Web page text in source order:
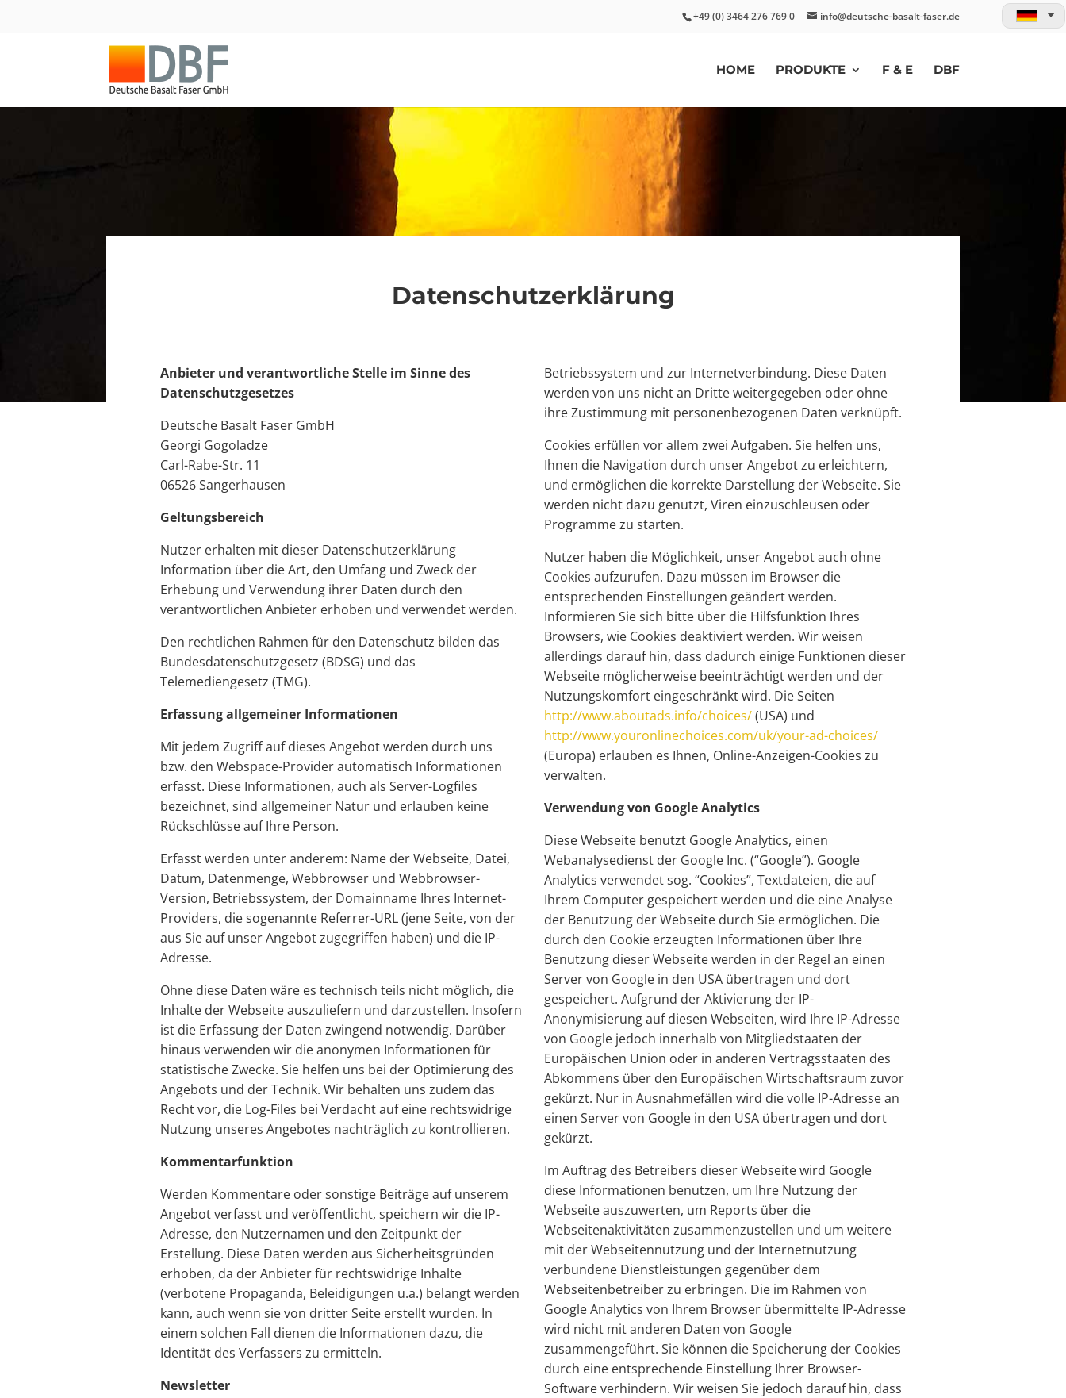
+49 (0) 3464 276 769 0 info@deutsche-basalt-faser.de
HOME PRODUKTE F & E DBF
Datenschutzerklärung
Anbieter und verantwortliche Stelle im Sinne des
Datenschutzgesetzes
Deutsche Basalt Faser GmbH
Georgi Gogoladze
Carl-Rabe-Str. 11
06526 Sangerhausen
Geltungsbereich
Nutzer erhalten mit dieser Datenschutzerklärung
Information über die Art, den Umfang und Zweck der
Erhebung und Verwendung ihrer Daten durch den
verantwortlichen Anbieter erhoben und verwendet werden.
Den rechtlichen Rahmen für den Datenschutz bilden das
Bundesdatenschutzgesetz (BDSG) und das
Telemediengesetz (TMG).
Erfassung allgemeiner Informationen
Mit jedem Zugriff auf dieses Angebot werden durch uns
bzw. den Webspace-Provider automatisch Informationen
erfasst. Diese Informationen, auch als Server-Logfiles
bezeichnet, sind allgemeiner Natur und erlauben keine
Rückschlüsse auf Ihre Person.
Erfasst werden unter anderem: Name der Webseite, Datei,
Datum, Datenmenge, Webbrowser und Webbrowser-
Version, Betriebssystem, der Domainname Ihres Internet-
Providers, die sogenannte Referrer-URL (jene Seite, von der
aus Sie auf unser Angebot zugegriffen haben) und die IP-
Adresse.
Ohne diese Daten wäre es technisch teils nicht möglich, die
Inhalte der Webseite auszuliefern und darzustellen. Insofern
ist die Erfassung der Daten zwingend notwendig. Darüber
hinaus verwenden wir die anonymen Informationen für
statistische Zwecke. Sie helfen uns bei der Optimierung des
Angebots und der Technik. Wir behalten uns zudem das
Recht vor, die Log-Files bei Verdacht auf eine rechtswidrige
Nutzung unseres Angebotes nachträglich zu kontrollieren.
Kommentarfunktion
Werden Kommentare oder sonstige Beiträge auf unserem
Angebot verfasst und veröffentlicht, speichern wir die IP-
Adresse, den Nutzernamen und den Zeitpunkt der
Erstellung. Diese Daten werden aus Sicherheitsgründen
erhoben, da der Anbieter für rechtswidrige Inhalte
(verbotene Propaganda, Beleidigungen u.a.) belangt werden
kann, auch wenn sie von dritter Seite erstellt wurden. In
einem solchen Fall dienen die Informationen dazu, die
Identität des Verfassers zu ermitteln.
Newsletter
Betriebssystem und zur Internetverbindung. Diese Daten
werden von uns nicht an Dritte weitergegeben oder ohne
ihre Zustimmung mit personenbezogenen Daten verknüpft.
Cookies erfüllen vor allem zwei Aufgaben. Sie helfen uns,
Ihnen die Navigation durch unser Angebot zu erleichtern,
und ermöglichen die korrekte Darstellung der Webseite. Sie
werden nicht dazu genutzt, Viren einzuschleusen oder
Programme zu starten.
Nutzer haben die Möglichkeit, unser Angebot auch ohne
Cookies aufzurufen. Dazu müssen im Browser die
entsprechenden Einstellungen geändert werden.
Informieren Sie sich bitte über die Hilfsfunktion Ihres
Browsers, wie Cookies deaktiviert werden. Wir weisen
allerdings darauf hin, dass dadurch einige Funktionen dieser
Webseite möglicherweise beeinträchtigt werden und der
Nutzungskomfort eingeschränkt wird. Die Seiten
http://www.aboutads.info/choices/(USA) und
http://www.youronlinechoices.com/uk/your-ad-choices/
(Europa) erlauben es Ihnen, Online-Anzeigen-Cookies zu
verwalten.
Verwendung von Google Analytics
Diese Webseite benutzt Google Analytics, einen
Webanalysedienst der Google Inc. (“Google”). Google
Analytics verwendet sog. “Cookies”, Textdateien, die auf
Ihrem Computer gespeichert werden und die eine Analyse
der Benutzung der Webseite durch Sie ermöglichen. Die
durch den Cookie erzeugten Informationen über Ihre
Benutzung dieser Webseite werden in der Regel an einen
Server von Google in den USA übertragen und dort
gespeichert. Aufgrund der Aktivierung der IP-
Anonymisierung auf diesen Webseiten, wird Ihre IP-Adresse
von Google jedoch innerhalb von Mitgliedstaaten der
Europäischen Union oder in anderen Vertragsstaaten des
Abkommens über den Europäischen Wirtschaftsraum zuvor
gekürzt. Nur in Ausnahmefällen wird die volle IP-Adresse an
einen Server von Google in den USA übertragen und dort
gekürzt.
Im Auftrag des Betreibers dieser Webseite wird Google
diese Informationen benutzen, um Ihre Nutzung der
Webseite auszuwerten, um Reports über die
Webseitenaktivitäten zusammenzustellen und um weitere
mit der Webseitennutzung und der Internetnutzung
verbundene Dienstleistungen gegenüber dem
Webseitenbetreiber zu erbringen. Die im Rahmen von
Google Analytics von Ihrem Browser übermittelte IP-Adresse
wird nicht mit anderen Daten von Google
zusammengeführt. Sie können die Speicherung der Cookies
durch eine entsprechende Einstellung Ihrer Browser-
Software verhindern. Wir weisen Sie jedoch darauf hin, dass